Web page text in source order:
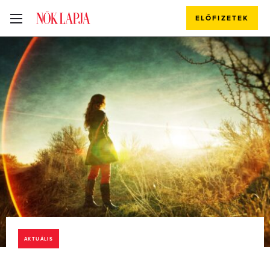
ELŐFIZETEK
AKTUÁLIS